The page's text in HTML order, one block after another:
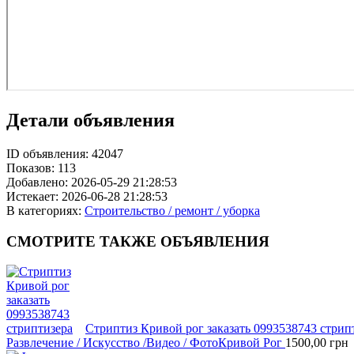
Детали объявления
ID объявления: 42047
Показов: 113
Добавлено: 2026-05-29 21:28:53
Истекает: 2026-06-28 21:28:53
В категориях: Строительство / ремонт / уборка
СМОТРИТЕ ТАКЖЕ ОБЪЯВЛЕНИЯ
Стриптиз Кривой рог заказать 0993538743
Развлечение / Искусство /Видео / ФотоКривой Рог 1500,00 грн